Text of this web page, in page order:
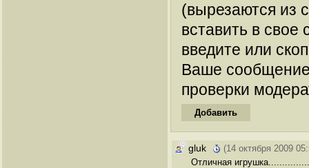
(вырезаются из
вставить в
введите или
Ваше
проверки
gluk
(14 октября 2009
Отличная